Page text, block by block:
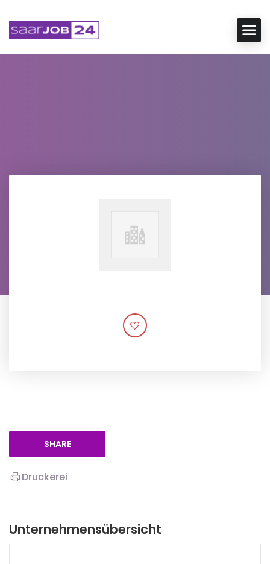
SHARE
Druckerei
Unternehmensübersicht